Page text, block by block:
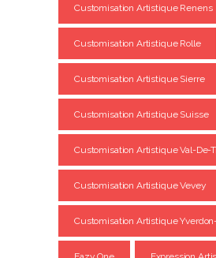
Customisation Artistique Renens
Customisation Artistique Rolle
Customisation Artistique Sierre
Customisation Artistique Suisse
Customisation Artistique Val-De-
Customisation Artistique Vevey
Customisation Artistique